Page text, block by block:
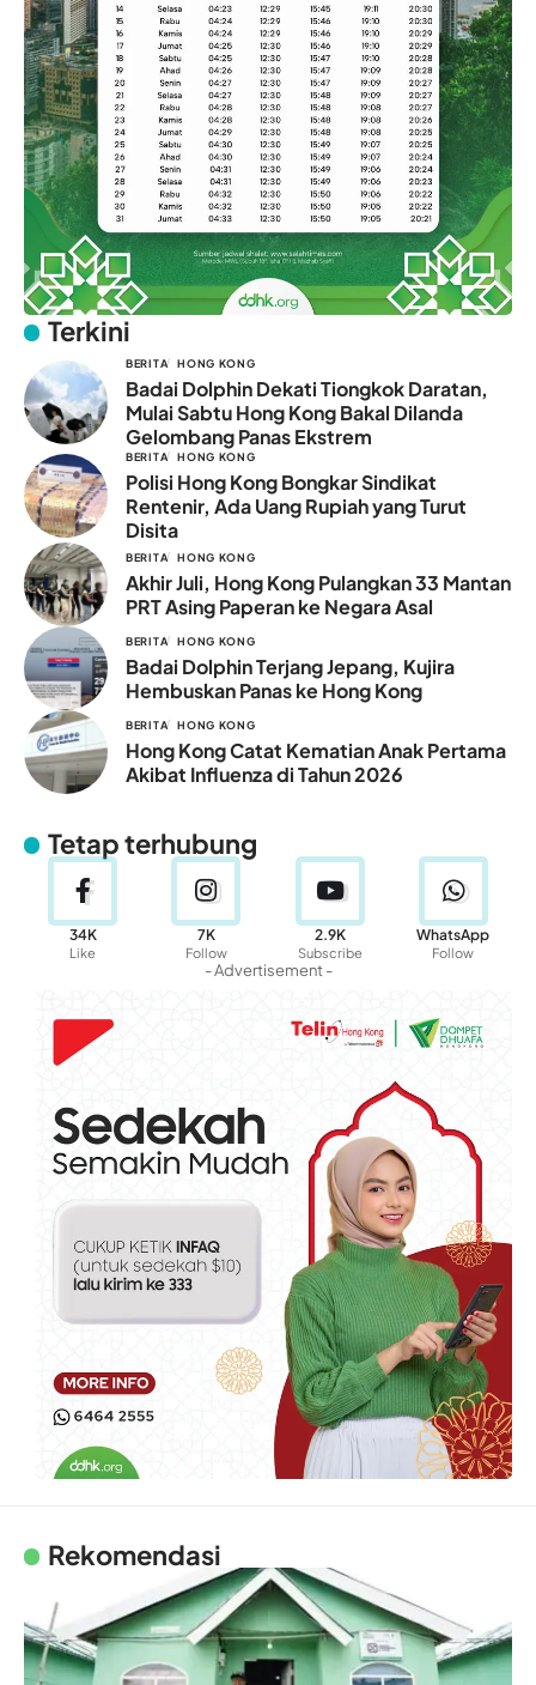
Terkini
BERITA HONG KONG
Badai Dolphin Dekati Tiongkok Daratan,
Mulai Sabtu Hong Kong Bakal Dilanda
Gelombang Panas Ekstrem
BERITA HONG KONG
Polisi Hong Kong Bongkar Sindikat
Rentenir, Ada Uang Rupiah yang Turut
Disita
BERITA HONG KONG
Akhir Juli, Hong Kong Pulangkan 33 Mantan
PRT Asing Paperan ke Negara Asal
BERITA HONG KONG
Badai Dolphin Terjang Jepang, Kujira
Hembuskan Panas ke Hong Kong
BERITA HONG KONG
Hong Kong Catat Kematian Anak Pertama
Akibat Influenza di Tahun 2026
Tetap terhubung
34K
Like
7K
Follow
2.9K
Subscribe
WhatsApp
Follow
- Advertisement -
Rekomendasi